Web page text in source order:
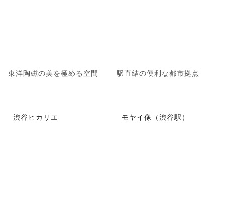
東洋陶磁の美を極める空間 駅直結の便利な都市拠点
渋谷ヒカリエ モヤイ像（渋谷駅）